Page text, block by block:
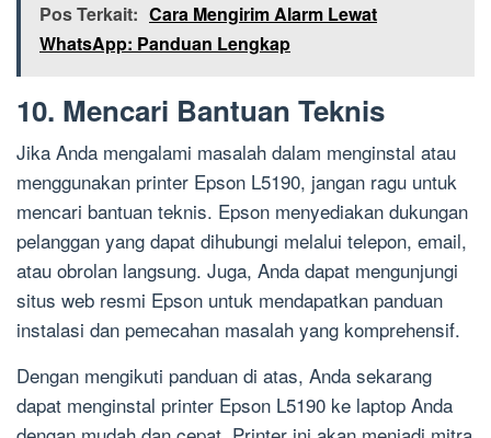
Pos Terkait: Cara Mengirim Alarm Lewat
WhatsApp: Panduan Lengkap
10. Mencari Bantuan Teknis
Jika Anda mengalami masalah dalam menginstal atau
menggunakan printer Epson L5190, jangan ragu untuk
mencari bantuan teknis. Epson menyediakan dukungan
pelanggan yang dapat dihubungi melalui telepon, email,
atau obrolan langsung. Juga, Anda dapat mengunjungi
situs web resmi Epson untuk mendapatkan panduan
instalasi dan pemecahan masalah yang komprehensif.
Dengan mengikuti panduan di atas, Anda sekarang
dapat menginstal printer Epson L5190 ke laptop Anda